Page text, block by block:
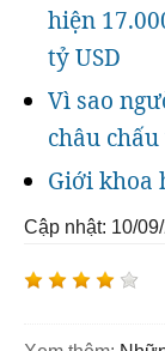
hiện
tỷ USD
Vì sao
châu
Giới khoa
Cập nhật: 10/